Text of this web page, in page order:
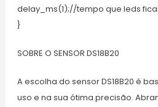
delay_ms(1);//tempo que leds
}
SOBRE O SENSOR DS18B20
A escolha do sensor DS18B20 é
uso e na sua ótima precisão.